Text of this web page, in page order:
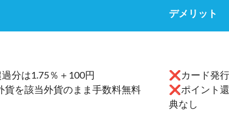
デメリット
分は1.75％＋100円
を該当外貨のまま手数料無料
❌カード発
❌ポイント
典なし